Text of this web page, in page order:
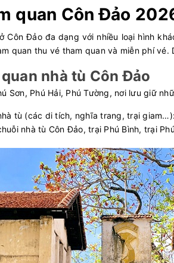
quan Côn Đảo
Côn Đảo đa dạng với nhiều loại hình
quan thu vé tham quan và miễn phí
nhà tù Côn Đảo
Sơn, Phú Hải, Phú Tường, nơi lưu giữ
tù (các di tích, nghĩa trang, trại
nhà tù Côn Đảo, trại Phú Bình, trại